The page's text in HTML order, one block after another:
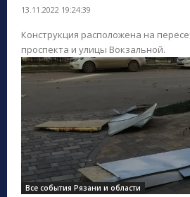
13.11.2022 19:24:39
Конструкция расположена на
проспекта и улицы Вокзальной.
Все события Рязани и области